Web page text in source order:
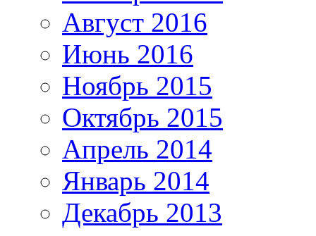
Август 2016
Июнь 2016
Ноябрь 2015
Октябрь 2015
Апрель 2014
Январь 2014
Декабрь 2013